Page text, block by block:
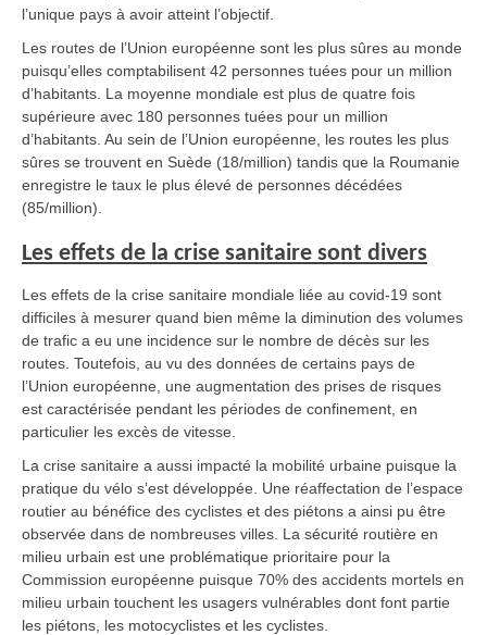
l’unique pays à avoir atteint l’objectif.
Les routes de l’Union européenne sont les plus sûres au monde
puisqu’elles comptabilisent 42 personnes tuées pour un million
d’habitants. La moyenne mondiale est plus de quatre fois
supérieure avec 180 personnes tuées pour un million
d’habitants. Au sein de l’Union européenne, les routes les plus
sûres se trouvent en Suède (18/million) tandis que la Roumanie
enregistre le taux le plus élevé de personnes décédées
(85/million).
Les effets de la crise sanitaire sont divers
Les effets de la crise sanitaire mondiale liée au covid-19 sont
difficiles à mesurer quand bien même la diminution des volumes
de trafic a eu une incidence sur le nombre de décès sur les
routes. Toutefois, au vu des données de certains pays de
l’Union européenne, une augmentation des prises de risques
est caractérisée pendant les périodes de confinement, en
particulier les excès de vitesse.
La crise sanitaire a aussi impacté la mobilité urbaine puisque la
pratique du vélo s’est développée. Une réaffectation de l’espace
routier au bénéfice des cyclistes et des piétons a ainsi pu être
observée dans de nombreuses villes. La sécurité routière en
milieu urbain est une problématique prioritaire pour la
Commission européenne puisque 70% des accidents mortels en
milieu urbain touchent les usagers vulnérables dont font partie
les piétons, les motocyclistes et les cyclistes.